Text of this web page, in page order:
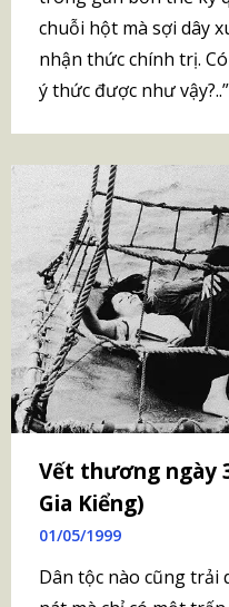
chuỗi hột mà sợi dây
nhận thức chính trị.
ý thức được như vậy?..”
Vết thương ngày
Gia Kiểng)
01/05/1999
Dân tộc nào cũng trải